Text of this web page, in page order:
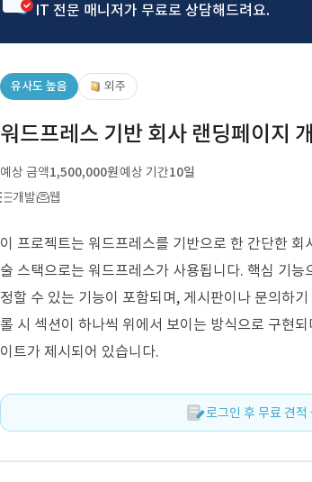
IT 전문 매니저가 무료로 상담해드려요.
유사도 높음 외주
워드프레스 기반 회사 랜딩페이지
예상 금액1,500,000원예상 기간10일
개발
웹
이 프로젝트는 워드프레스를 기반으로 한 간단한 회
술 스택으로는 워드프레스가 사용됩니다. 핵심 기
정할 수 있는 기능이 포함되며, 게시판이나 문의하
롤 시 섹션이 하나씩 위에서 보이는 방식으로 구현
이트가 제시되어 있습니다.
로그인 후 무료 견적